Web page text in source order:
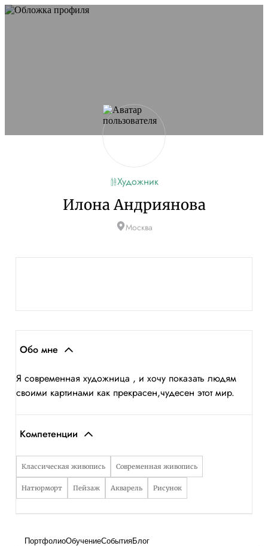
Художник
Илона Андриянова
Москва
Обо мне
Я современная художница , и хочу показать людям
своими картинами как прекрасен,чудесен этот мир.
Компетенции
Классическая живопись Современная живопись
Натюрморт Пейзаж Акварель Рисунок
ПортфолиоОбучениеСобытияБлог